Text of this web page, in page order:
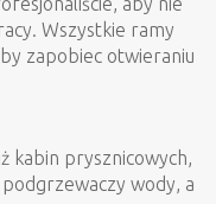
aby nie
Wszystkie ramy
zapobiec otwieraniu
kabin prysznicowych,
wody, a